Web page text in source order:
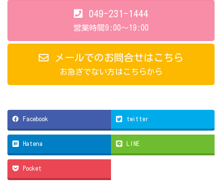
049-231-1444
営業時間9:00～19:00
メールでのお問合せはこちら
お急ぎでない方はこちらから
Facebook twitter
Hatena LINE
Pocket